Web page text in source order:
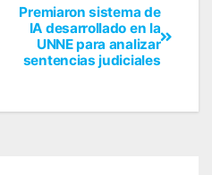
Premiaron sistema de
IA desarrollado en la
UNNE para analizar
sentencias judiciales